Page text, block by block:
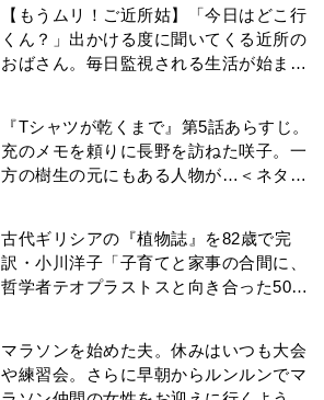
【もうムリ！ご近所姑】「今日はどこ行
くん？」出かける度に聞いてくる近所の
おばさん。毎日監視される生活が始ま
『Tシャツが乾くまで』第5話あらすじ。
充のメモを頼りに長野を訪ねた咲子。一
方の樹生の元にもある人物が…＜ネタバ
古代ギリシアの『植物誌』を82歳で完
訳・小川洋子「子育てと家事の合間に、
哲学者テオプラストスと向き合った50
マラソンを始めた夫。休みはいつも大会
や練習会。さらに早朝からルンルンでマ